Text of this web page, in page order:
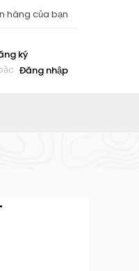
hàng của bạn
ký
Đăng nhập